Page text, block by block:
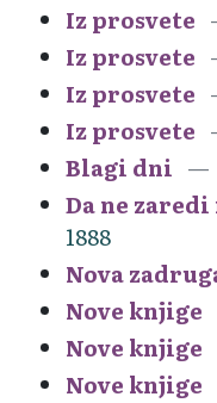
Iz prosvete
Iz prosvete
Iz prosvete
Iz prosvete
Blagi dni
Da ne
1888
Nova
Nove knjige
Nove knjige
Nove knjige